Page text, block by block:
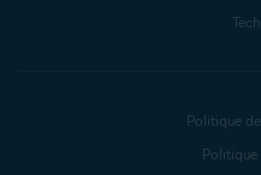
Politique
Politique